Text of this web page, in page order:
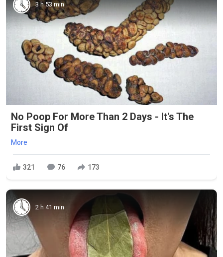
3 h 53 min
No Poop For More Than 2 Days - It's The
First Sign Of
More
321 76 173
2 h 41 min